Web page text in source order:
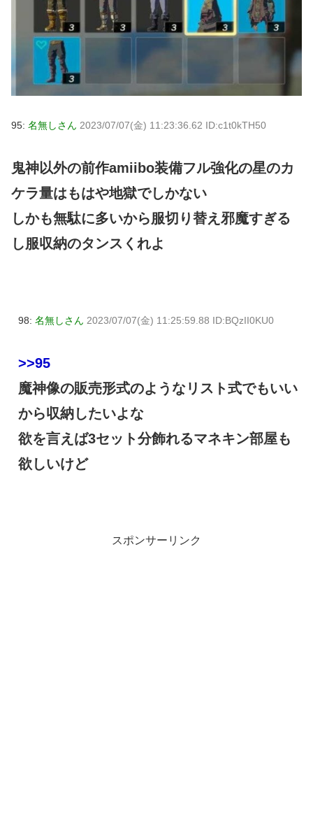
95: 名無しさん 2023/07/07(金) 11:23:36.62 ID:c1t0kTH50
鬼神以外の前作amiibo装備フル強化の星のカ
ケラ量はもはや地獄でしかない
しかも無駄に多いから服切り替え邪魔すぎる
し服収納のタンスくれよ
98: 名無しさん 2023/07/07(金) 11:25:59.88 ID:BQzII0KU0
>>95
魔神像の販売形式のようなリスト式でもいい
から収納したいよな
欲を言えば3セット分飾れるマネキン部屋も
欲しいけど
スポンサーリンク